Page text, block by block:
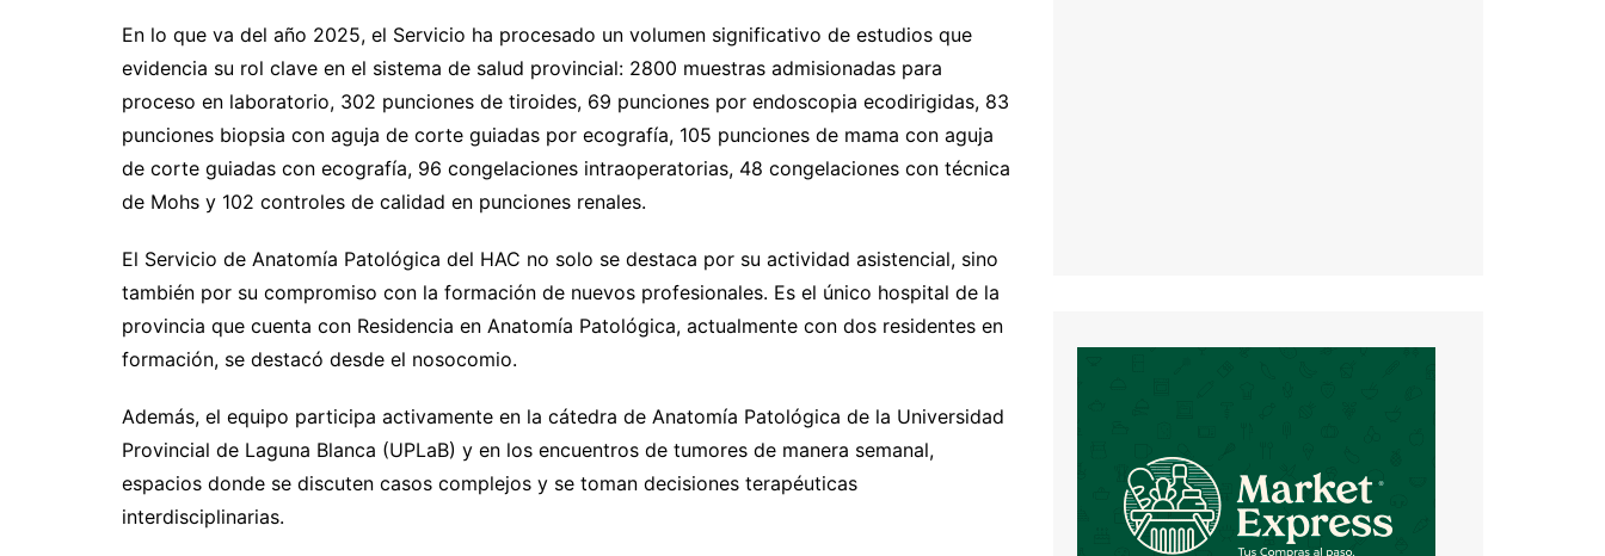
En lo que va del año 2025, el Servicio ha procesado un volumen significativo de estudios que
evidencia su rol clave en el sistema de salud provincial: 2800 muestras admisionadas para
proceso en laboratorio, 302 punciones de tiroides, 69 punciones por endoscopia ecodirigidas, 83
punciones biopsia con aguja de corte guiadas por ecografía, 105 punciones de mama con aguja
de corte guiadas con ecografía, 96 congelaciones intraoperatorias, 48 congelaciones con técnica
de Mohs y 102 controles de calidad en punciones renales.
El Servicio de Anatomía Patológica del HAC no solo se destaca por su actividad asistencial, sino
también por su compromiso con la formación de nuevos profesionales. Es el único hospital de la
provincia que cuenta con Residencia en Anatomía Patológica, actualmente con dos residentes en
formación, se destacó desde el nosocomio.
Además, el equipo participa activamente en la cátedra de Anatomía Patológica de la Universidad
Provincial de Laguna Blanca (UPLaB) y en los encuentros de tumores de manera semanal,
espacios donde se discuten casos complejos y se toman decisiones terapéuticas
interdisciplinarias.